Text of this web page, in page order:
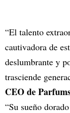
“El talento
cautivadora de
deslumbrante y
trasciende
CEO de
“Su sueño